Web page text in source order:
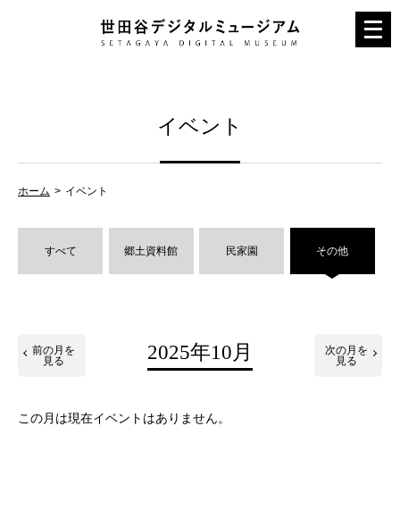
メ
ニ
イベント
ホーム イベント
すべて 郷土資料館 民家園 その他
2025年10月
前の月を
見る
次の月を
見る
この月は現在イベントはありません。